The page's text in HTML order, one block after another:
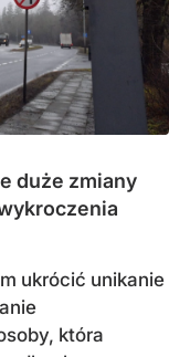
duże zmiany
ukrócić unikanie
która